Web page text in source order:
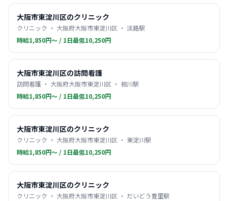
大阪市東淀川区のクリニック
クリニック ・ 大阪府大阪市東淀川区 ・ 淡路駅
時給1,850円〜 / 1日最低10,250円
大阪市東淀川区の訪問看護
訪問看護 ・ 大阪府大阪市東淀川区 ・ 相川駅
時給1,850円〜 / 1日最低10,250円
大阪市東淀川区のクリニック
クリニック ・ 大阪府大阪市東淀川区 ・ 東淀川駅
時給1,850円〜 / 1日最低10,250円
大阪市東淀川区のクリニック
クリニック ・ 大阪府大阪市東淀川区 ・ だいどう豊里駅